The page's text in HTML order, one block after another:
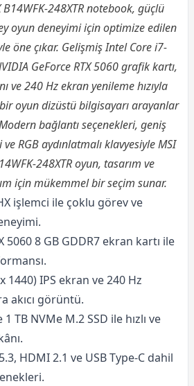
248XTR notebook, güçlü
oyun deneyimi için optimize edilen
öne çıkar. Gelişmiş Intel Core i7-
GeForce RTX 5060 grafik kartı,
ve 240 Hz ekran yenileme hızıyla
oyun dizüstü bilgisayarı arayanlar
bağlantı seçenekleri, geniş
RGB aydınlatmalı klavyesiyle MSI
248XTR oyun, tasarım ve
için mükemmel bir seçim sunar.
işlemci ile çoklu görev ve
5060 8 GB GDDR7 ekran kartı ile
1440) IPS ekran ve 240 Hz
akıcı görüntü.
TB NVMe M.2 SSD ile hızlı ve
HDMI 2.1 ve USB Type-C dahil